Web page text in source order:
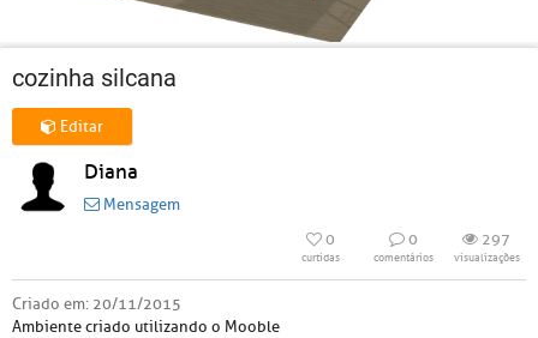
cozinha silcana
Editar
Diana
Mensagem
0
curtidas
0
comentários
297
visualizações
Criado em: 20/11/2015
Ambiente criado utilizando o Mooble